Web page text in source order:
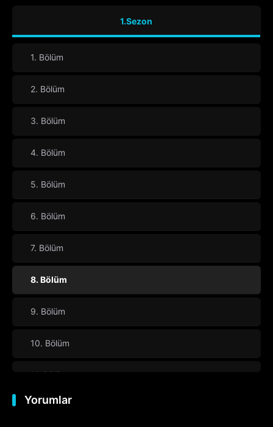
1.Sezon
1. Bölüm
2. Bölüm
3. Bölüm
4. Bölüm
5. Bölüm
6. Bölüm
7. Bölüm
8. Bölüm
9. Bölüm
10. Bölüm
11. Bölüm
12. Bölüm
Yorumlar